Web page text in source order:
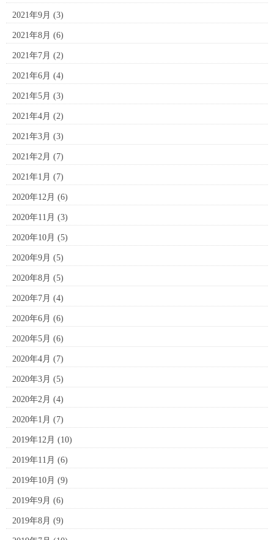
2021年9月 (3)
2021年8月 (6)
2021年7月 (2)
2021年6月 (4)
2021年5月 (3)
2021年4月 (2)
2021年3月 (3)
2021年2月 (7)
2021年1月 (7)
2020年12月 (6)
2020年11月 (3)
2020年10月 (5)
2020年9月 (5)
2020年8月 (5)
2020年7月 (4)
2020年6月 (6)
2020年5月 (6)
2020年4月 (7)
2020年3月 (5)
2020年2月 (4)
2020年1月 (7)
2019年12月 (10)
2019年11月 (6)
2019年10月 (9)
2019年9月 (6)
2019年8月 (9)